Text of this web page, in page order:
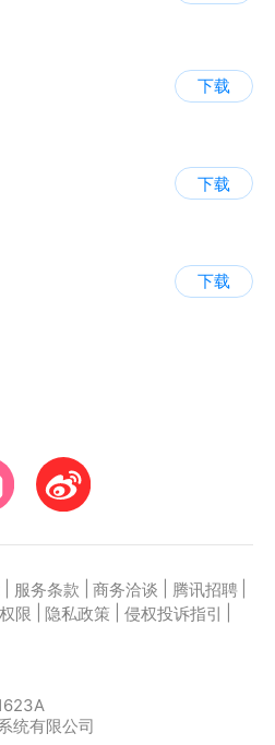
下载
下载
下载
服务条款 商务洽谈 腾讯招聘
限 隐私政策 侵权投诉指引
统有限公司